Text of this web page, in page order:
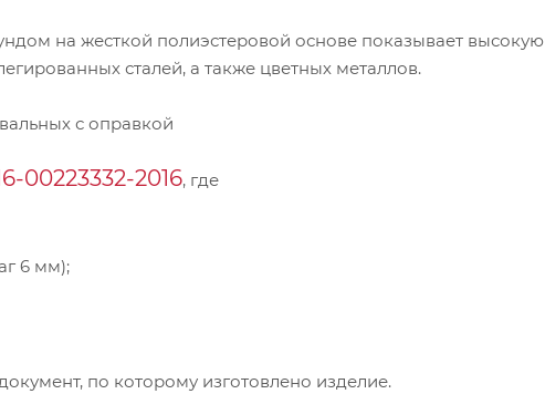
на жесткой полиэстеровой основе показывает высокую
сталей, а также цветных металлов.
с оправкой
00223332-2016, где
6 мм);
по которому изготовлено изделие.